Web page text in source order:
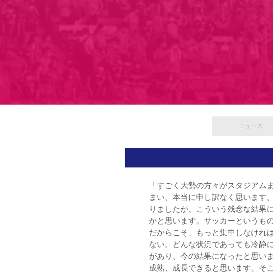
ニュース
「すごく大勢の方々がスタジア
まい、本当に申し訳なく思います
りましたが、こういう残念な結果
かと思います。サッカーというも
だからこそ、もっと集中しなけれ
ない。どんな状況であっても冷静
があり、今の結果になったと思い
成熟、成長できると思います。そ